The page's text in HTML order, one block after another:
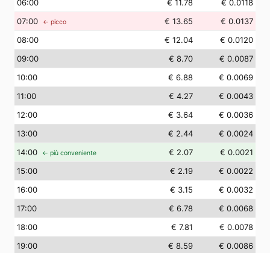
06:00 € 11.78
€ 0.0118
07:00 ← picco € 13.65
€ 0.0137
08:00 € 12.04
€ 0.0120
09:00 € 8.70
€ 0.0087
10:00 € 6.88
€ 0.0069
11:00 € 4.27
€ 0.0043
12:00 € 3.64
€ 0.0036
13:00 € 2.44
€ 0.0024
14:00 ← più conveniente € 2.07
€ 0.0021
15:00 € 2.19
€ 0.0022
16:00 € 3.15
€ 0.0032
17:00 € 6.78
€ 0.0068
18:00 € 7.81
€ 0.0078
19:00 € 8.59
€ 0.0086